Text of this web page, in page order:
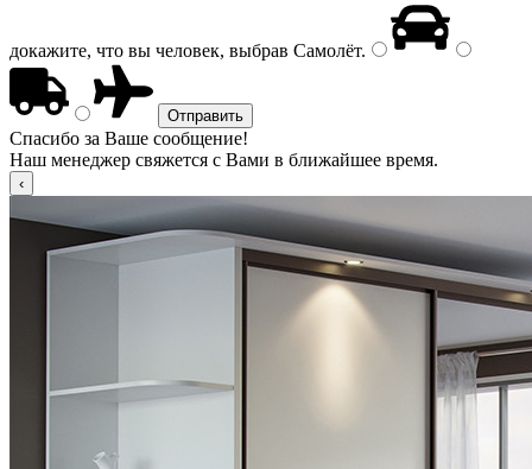
докажите, что вы человек, выбрав Самолёт.
Спасибо за Ваше сообщение!
Наш менеджер свяжется с Вами в ближайшее время.